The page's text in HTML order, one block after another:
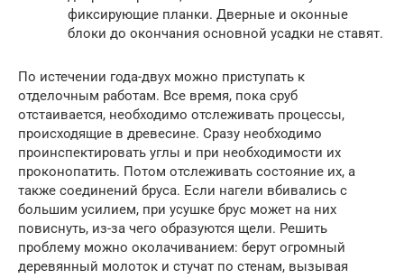
фиксирующие планки. Дверные и оконные
блоки до окончания основной усадки не ставят.
По истечении года-двух можно приступать к
отделочным работам. Все время, пока сруб
отстаивается, необходимо отслеживать процессы,
происходящие в древесине. Сразу необходимо
проинспектировать углы и при необходимости их
проконопатить. Потом отслеживать состояние их, а
также соединений бруса. Если нагели вбивались с
большим усилием, при усушке брус может на них
повиснуть, из-за чего образуются щели. Решить
проблему можно околачиванием: берут огромный
деревянный молоток и стучат по стенам, вызывая